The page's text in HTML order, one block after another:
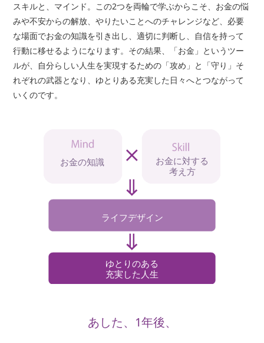
スキルと、マインド。この2つを両輪で学ぶからこそ、お金の悩
みや不安からの解放、やりたいことへのチャレンジなど、必要
な場面でお金の知識を引き出し、適切に判断し、自信を持って
行動に移せるようになります。その結果、「お金」というツー
ルが、自分らしい人生を実現するための「攻め」と「守り」そ
れぞれの武器となり、ゆとりある充実した日々へとつながって
いくのです。
お金の知識
お金に対する
考え方
ライフデザイン
ゆとりのある
充実した人生
あした、1年後、